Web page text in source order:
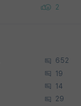
2
652
19
14
29